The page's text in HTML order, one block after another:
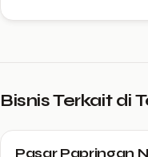
Bisnis Terkait di
Pasar Papringan